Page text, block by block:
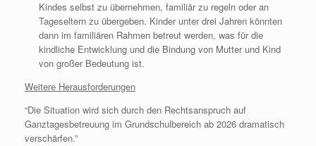
Kindes selbst zu übernehmen, familiär zu regeln oder an
Tageseltern zu übergeben. Kinder unter drei Jahren könnten
dann im familiären Rahmen betreut werden, was für die
kindliche Entwicklung und die Bindung von Mutter und Kind
von großer Bedeutung ist.
Weitere Herausforderungen
“Die Situation wird sich durch den Rechtsanspruch auf
Ganztagesbetreuung im Grundschulbereich ab 2026 dramatisch
verschärfen.”